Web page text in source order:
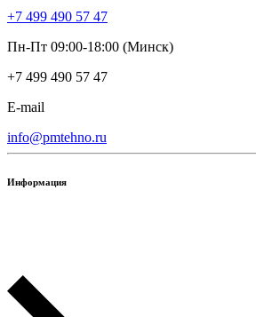
+7 499 490 57 47
Пн-Пт 09:00-18:00 (Минск)
+7 499 490 57 47
E-mail
info@pmtehno.ru
Информация